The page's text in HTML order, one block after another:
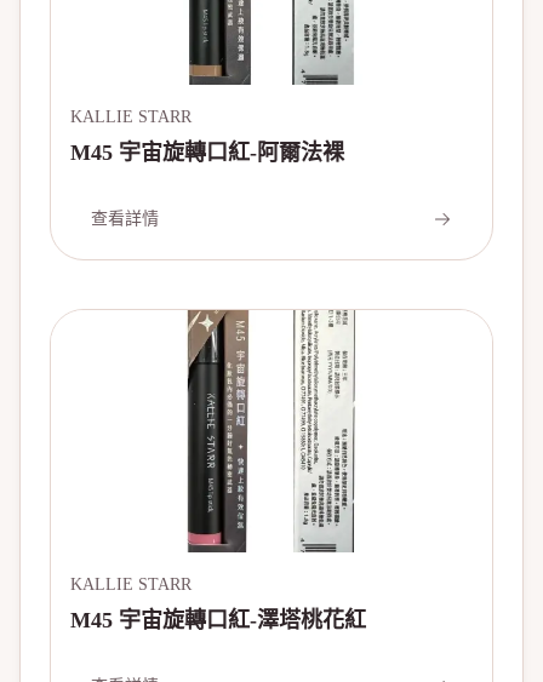
KALLIE STARR
M45 宇宙旋轉口紅-阿爾法裸
查看詳情
KALLIE STARR
M45 宇宙旋轉口紅-澤塔桃花紅